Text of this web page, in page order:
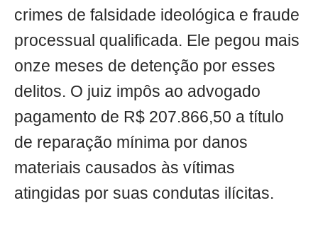
crimes de falsidade ideológica e fraude
processual qualificada. Ele pegou mais
onze meses de detenção por esses
delitos. O juiz impôs ao advogado
pagamento de R$ 207.866,50 a título
de reparação mínima por danos
materiais causados às vítimas
atingidas por suas condutas ilícitas.